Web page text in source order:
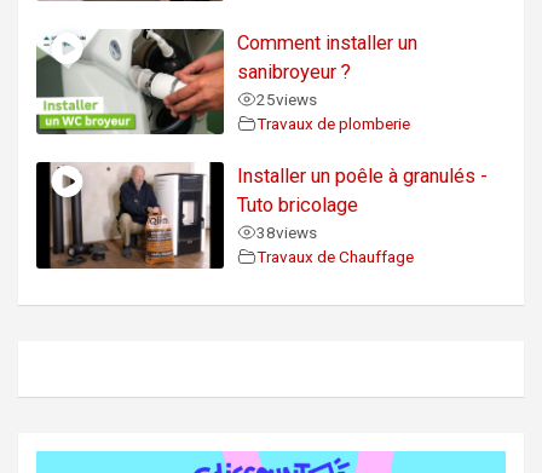
Comment installer un
sanibroyeur ?
25views
Travaux de plomberie
Installer un poêle à granulés -
Tuto bricolage
38views
Travaux de Chauffage